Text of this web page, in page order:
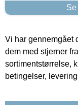
Vi har gennemgået
dem med stjerner
sortimentstørrelse,
betingelser,